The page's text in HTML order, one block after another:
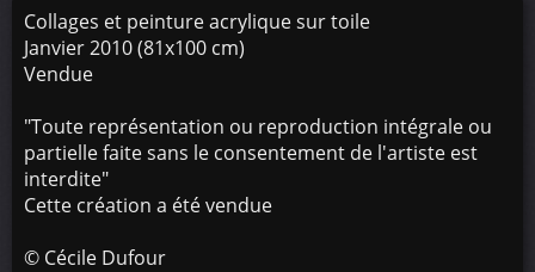
Collages et peinture acrylique sur toile
Janvier 2010 (81x100 cm)
Vendue
"Toute représentation ou reproduction intégrale ou
partielle faite sans le consentement de l'artiste est
interdite"
Cette création a été vendue
© Cécile Dufour